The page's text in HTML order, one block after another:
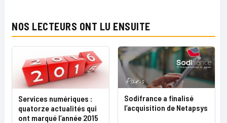
NOS LECTEURS ONT LU ENSUITE
Services numériques :
quatorze actualités qui
ont marqué l’année 2015
Sodifrance a finalisé
l’acquisition de Netapsys